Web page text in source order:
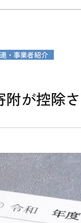
・事業者紹介
が控除